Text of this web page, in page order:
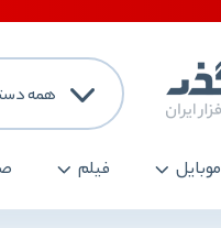
همه
موبایل فیلم